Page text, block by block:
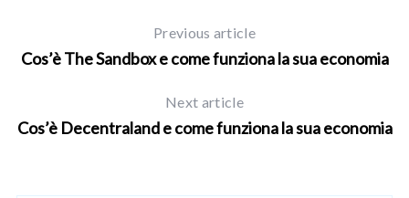
Previous article
Cos’è The Sandbox e come funziona la sua economia
Next article
Cos’è Decentraland e come funziona la sua economia